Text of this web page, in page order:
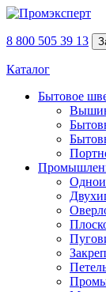
8 800 505 39 13
Каталог
Бытовое